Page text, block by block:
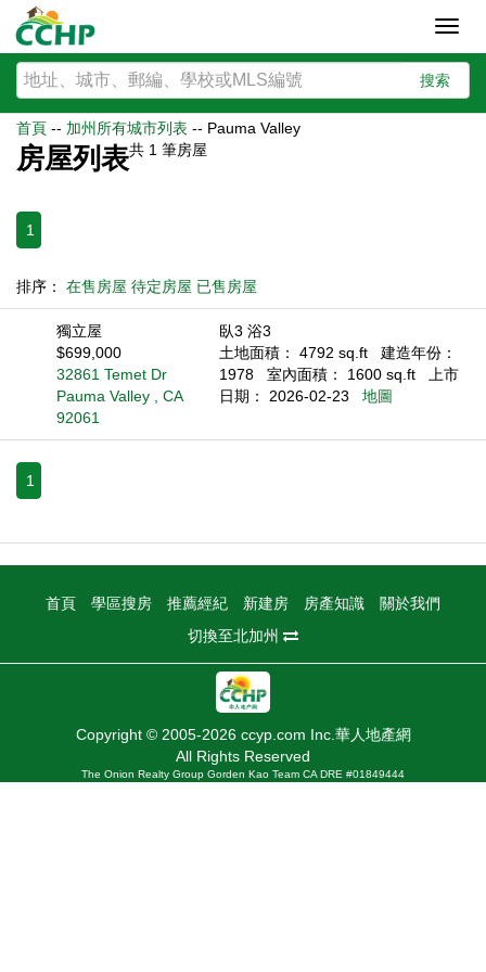
搜索
首頁 -- 加州所有城市列表 -- Pauma Valley
房屋列表共 1 筆房屋
1
排序： 在售房屋 待定房屋 已售房屋
獨立屋
$699,000
32861 Temet Dr
Pauma Valley , CA
92061
臥3 浴3
土地面積： 4792 sq.ft
建造年份：
1978
室內面積： 1600 sq.ft
上市
日期： 2026-02-23
地圖
1
首頁 學區搜房 推薦經紀 新建房 房產知識
關於我們
切換至北加州
Copyright © 2005-2026 ccyp.com Inc.華人地產網
All Rights Reserved
The Onion Realty Group Gorden Kao Team CA DRE #01849444